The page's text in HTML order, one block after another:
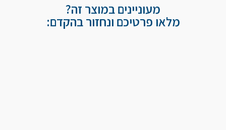
מעוניינים במוצר זה?
מלאו פרטיכם ונחזור בהקדם: